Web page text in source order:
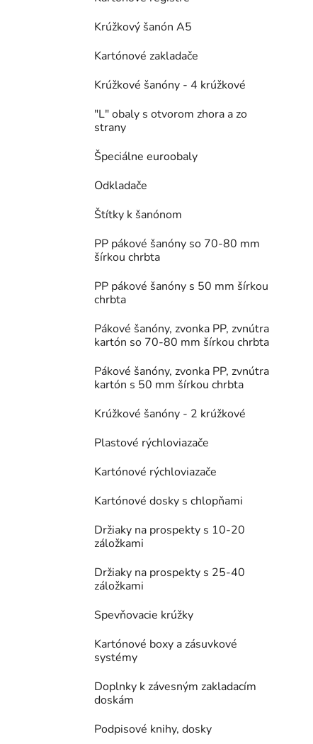
Krúžkový šanón A5
Kartónové zakladače
Krúžkové šanóny - 4 krúžkové
"L" obaly s otvorom zhora a zo
strany
Špeciálne euroobaly
Odkladače
Štítky k šanónom
PP pákové šanóny so 70-80 mm
šírkou chrbta
PP pákové šanóny s 50 mm šírkou
chrbta
Pákové šanóny, zvonka PP, zvnútra
kartón so 70-80 mm šírkou chrbta
Pákové šanóny, zvonka PP, zvnútra
kartón s 50 mm šírkou chrbta
Krúžkové šanóny - 2 krúžkové
Plastové rýchloviazače
Kartónové rýchloviazače
Kartónové dosky s chlopňami
Držiaky na prospekty s 10-20
záložkami
Držiaky na prospekty s 25-40
záložkami
Spevňovacie krúžky
Kartónové boxy a zásuvkové
systémy
Doplnky k závesným zakladacím
doskám
Podpisové knihy, dosky